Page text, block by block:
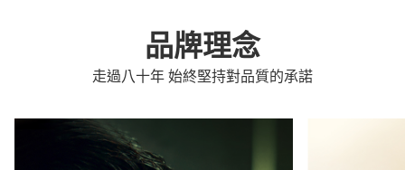
品牌理念
走過八十年 始終堅持對品質的承諾